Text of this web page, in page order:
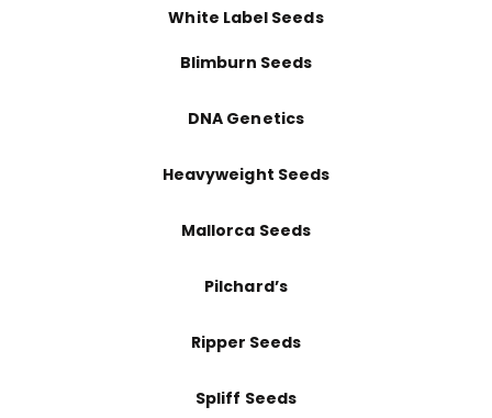
White Label Seeds
Blimburn Seeds
DNA Genetics
Heavyweight Seeds
Mallorca Seeds
Pilchard’s
Ripper Seeds
Spliff Seeds